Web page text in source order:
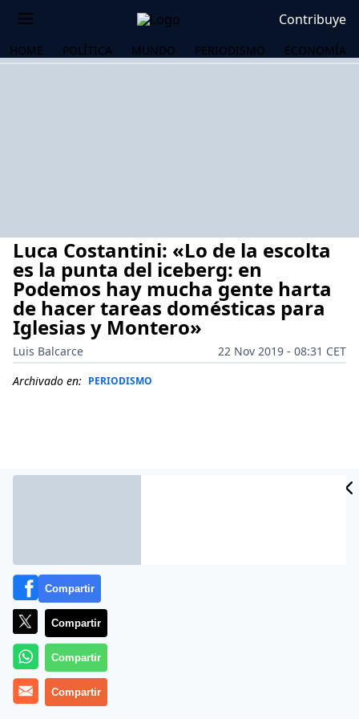
Contribuye
HOME POLÍTICA MUNDO PERIODISMO ECONOMÍA
Luca Costantini: «Lo de la escolta
es la punta del iceberg: en
Podemos hay mucha gente harta
de hacer tareas domésticas para
Iglesias y Montero»
Luis Balcarce
22 Nov 2019 - 08:31 CET
Archivado en: PERIODISMO
Más información
Compartir
Compartir
Compartir
Compartir